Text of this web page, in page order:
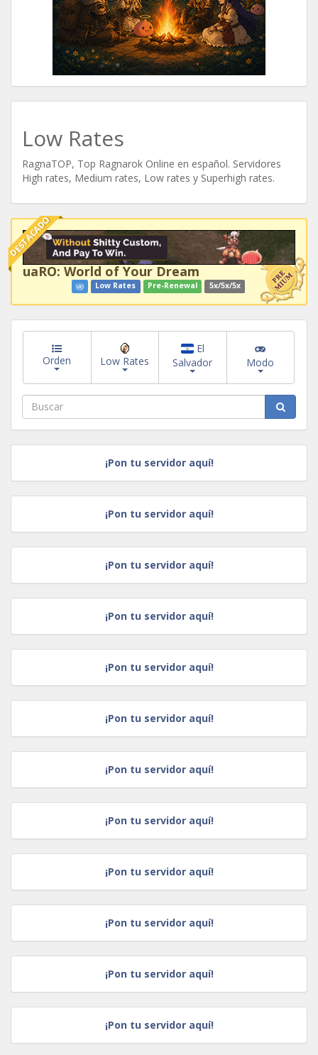
Low Rates
RagnaTOP, Top Ragnarok Online en español. Servidores
High rates, Medium rates, Low rates y Superhigh rates.
DESTACADO
uaRO: World of Your Dream
Low Rates Pre-Renewal 5x/5x/5x
Orden Low Rates
El
Salvador
Modo
¡Pon tu servidor aquí!
¡Pon tu servidor aquí!
¡Pon tu servidor aquí!
¡Pon tu servidor aquí!
¡Pon tu servidor aquí!
¡Pon tu servidor aquí!
¡Pon tu servidor aquí!
¡Pon tu servidor aquí!
¡Pon tu servidor aquí!
¡Pon tu servidor aquí!
¡Pon tu servidor aquí!
¡Pon tu servidor aquí!